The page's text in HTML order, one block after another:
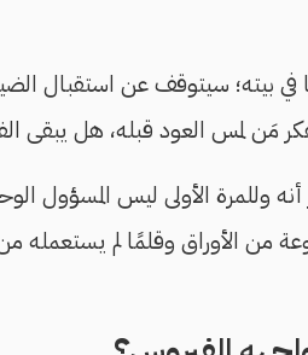
بيته؛ سيتوقف عن استقبال
مَن لمس العود قبله، هل يبقى
وللمرة الأولى ليس المسؤول
الأوراق وقلمًا لم يستعمله